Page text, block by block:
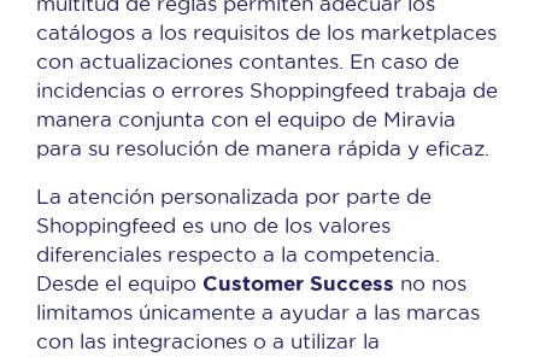
catálogos a los requisitos de los marketplaces
con actualizaciones contantes. En caso de
incidencias o errores Shoppingfeed trabaja de
manera conjunta con el equipo de Miravia
para su resolución de manera rápida y eficaz.
La atención personalizada por parte de
Shoppingfeed es uno de los valores
diferenciales respecto a la competencia.
Desde el equipo Customer Success no nos
limitamos únicamente a ayudar a las marcas
con las integraciones o a utilizar la